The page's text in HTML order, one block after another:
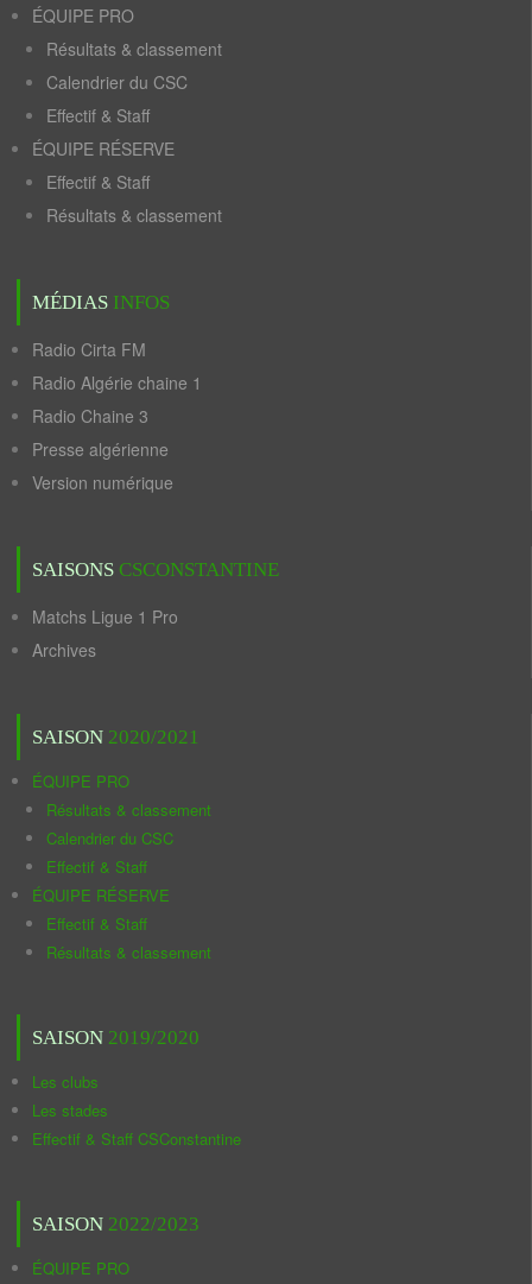
ÉQUIPE PRO
Résultats & classement
Calendrier du CSC
Effectif & Staff
ÉQUIPE RÉSERVE
Effectif & Staff
Résultats & classement
MÉDIAS INFOS
Radio Cirta FM
Radio Algérie chaine 1
Radio Chaine 3
Presse algérienne
Version numérique
SAISONS CSCONSTANTINE
Matchs Ligue 1 Pro
Archives
SAISON 2020/2021
ÉQUIPE PRO
Résultats & classement
Calendrier du CSC
Effectif & Staff
ÉQUIPE RÉSERVE
Effectif & Staff
Résultats & classement
SAISON 2019/2020
Les clubs
Les stades
Effectif & Staff CSConstantine
SAISON 2022/2023
ÉQUIPE PRO